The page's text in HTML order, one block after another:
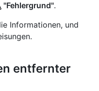
"Fehlergrund".
Informationen, und
entfernter